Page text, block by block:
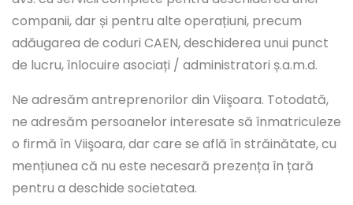
companii, dar și pentru alte operațiuni, precum
adăugarea de coduri CAEN, deschiderea unui punct
de lucru, înlocuire asociați / administratori ș.a.m.d.
Ne adresăm antreprenorilor din Viişoara. Totodată,
ne adresăm persoanelor interesate să înmatriculeze
o firmă în Viişoara, dar care se află în străinătate, cu
mențiunea că nu este necesară prezența în țară
pentru a deschide societatea.